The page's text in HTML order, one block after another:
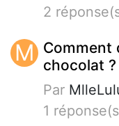
2
M Comment
chocolat ?
Par
1